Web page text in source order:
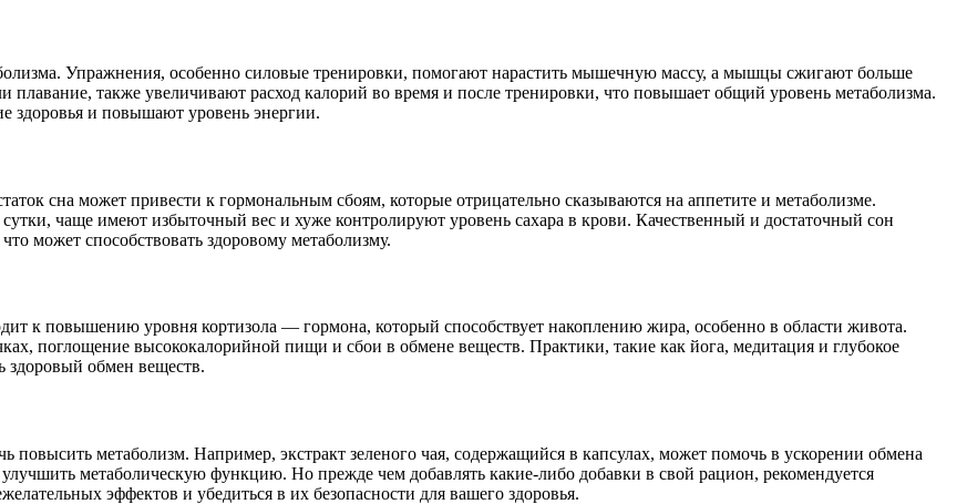
Упражнения, особенно силовые тренировки, помогают нарастить мышечную массу, а мышцы сжигают больше
плавание, также увеличивают расход калорий во время и после тренировки, что повышает общий уровень метаболизма.
здоровья и повышают уровень энергии.
сна может привести к гормональным сбоям, которые отрицательно сказываются на аппетите и метаболизме.
чаще имеют избыточный вес и хуже контролируют уровень сахара в крови. Качественный и достаточный сон
может способствовать здоровому метаболизму.
к повышению уровня кортизола — гормона, который способствует накоплению жира, особенно в области живота.
поглощение высококалорийной пищи и сбои в обмене веществ. Практики, такие как йога, медитация и глубокое
здоровый обмен веществ.
метаболизм. Например, экстракт зеленого чая, содержащийся в капсулах, может помочь в ускорении обмена
метаболическую функцию. Но прежде чем добавлять какие-либо добавки в свой рацион, рекомендуется
эффектов и убедиться в их безопасности для вашего здоровья.